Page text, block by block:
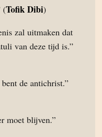
(Tofik Dibi)
zal uitmaken dat
van deze tijd is.”
de antichrist.”
moet blijven.”